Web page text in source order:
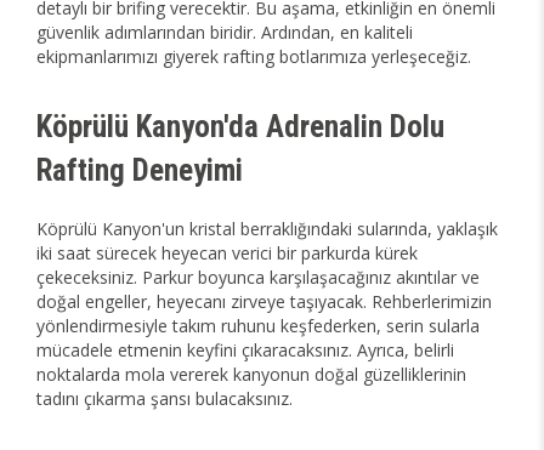
detaylı bir brifing verecektir. Bu aşama, etkinliğin en önemli
güvenlik adımlarından biridir. Ardından, en kaliteli
ekipmanlarımızı giyerek rafting botlarımıza yerleşeceğiz.
Köprülü Kanyon'da Adrenalin Dolu
Rafting Deneyimi
Köprülü Kanyon'un kristal berraklığındaki sularında, yaklaşık
iki saat sürecek heyecan verici bir parkurda kürek
çekeceksiniz. Parkur boyunca karşılaşacağınız akıntılar ve
doğal engeller, heyecanı zirveye taşıyacak. Rehberlerimizin
yönlendirmesiyle takım ruhunu keşfederken, serin sularla
mücadele etmenin keyfini çıkaracaksınız. Ayrıca, belirli
noktalarda mola vererek kanyonun doğal güzelliklerinin
tadını çıkarma şansı bulacaksınız.